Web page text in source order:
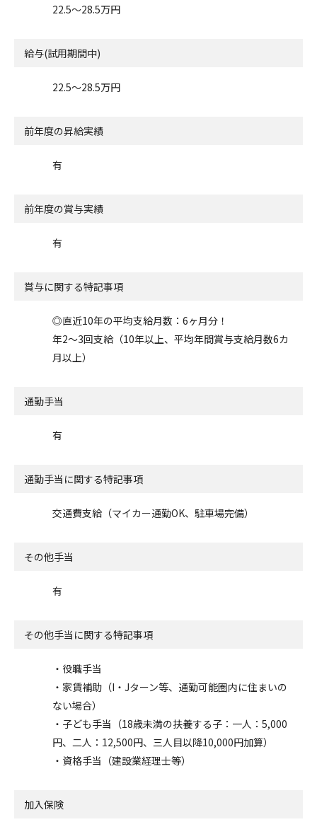
22.5〜28.5万円
給与(試用期間中)
22.5〜28.5万円
前年度の昇給実績
有
前年度の賞与実績
有
賞与に関する特記事項
◎直近10年の平均支給月数：6ヶ月分！
年2～3回支給（10年以上、平均年間賞与支給月数6カ
月以上）
通勤手当
有
通勤手当に関する特記事項
交通費支給（マイカー通勤OK、駐車場完備）
その他手当
有
その他手当に関する特記事項
・役職手当
・家賃補助（I・Jターン等、通勤可能圏内に住まいの
ない場合）
・子ども手当（18歳未満の扶養する子：一人：5,000
円、二人：12,500円、三人目以降10,000円加算）
・資格手当（建設業経理士等）
加入保険